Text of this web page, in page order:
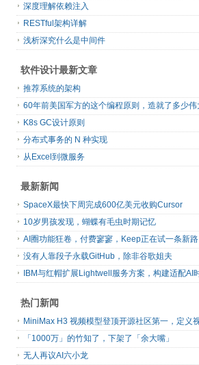
深度理解依赖注入
RESTful架构详解
浅析深究什么是中间件
软件设计最新文章
推荐系统的架构
K8s GC设计原则
分布式事务的 N 种实现
从Excel到微服务
最新新闻
SpaceX最快下周完成600亿美元收购Cursor
10岁男孩发现，蝴蝶有毛虫时期记忆
AI圈功能狂卷，付费寥寥，Keep正在试一条新路
没有人靠段子永载GitHub，除非谷歌姐夫
热门新闻
「1000万」的竹知了，下架了「余大嘴」
无人再议AI六小龙